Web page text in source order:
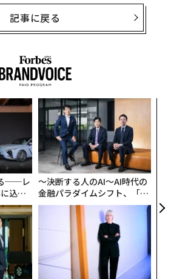
記事に戻る
──レ
込め
学
〜決断する人のAI〜AI時代の
金融パラダイムシフト、「超
個別化」の核心 【MUFG×ウ
ェルスナビ×PwC】